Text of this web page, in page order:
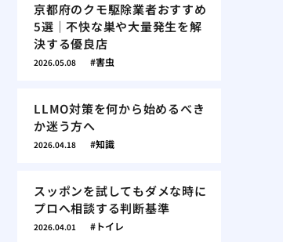
京都府のクモ駆除業者おすすめ
5選｜不快な巣や大量発生を解
決する優良店
2026.05.08 害虫
LLMO対策を何から始めるべき
か迷う方へ
2026.04.18 知識
スッポンを試してもダメな時に
プロへ相談する判断基準
2026.04.01 トイレ